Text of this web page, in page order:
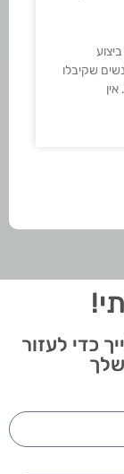
שקיבלו
כדי לעזור